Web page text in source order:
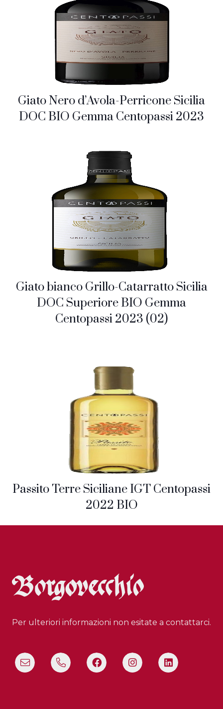
Giato Nero d’Avola-Perricone Sicilia
DOC BIO Gemma Centopassi 2023
Giato bianco Grillo-Catarratto Sicilia
DOC Superiore BIO Gemma
Centopassi 2023 (02)
Passito Terre Siciliane IGT Centopassi
2022 BIO
Per ulteriori informazioni non esitate a contattarci.